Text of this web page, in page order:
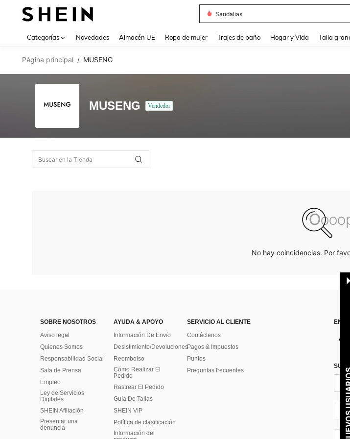
Sandalias
Categorías Novedades Almacén UE Ropa de mujer Trajes de baño Hogar y Vida Talla
Página principal / MUSENG
MUSENG Vendedor
No hay coincidencias. Por
SOBRE NOSOTROS
Aviso legal
Quienes Somos
Responsabilidad Social
Sala de Prensa
Empleo
Ley de Servicios
Digitales
SHEIN Afiliación
Presentar una
denuncia
AYUDA & APOYO
Información De Envío
Desistimiento/Devoluciones
Reembolso
Cómo Realizar El
Pedido
Rastrear El Pedido
Guía De Tallas
SHEIN VIP
Política de clasificación
​Información del
SERVICIO AL CLIENTE
Contáctenos
Pagos & Impuestos
Puntos
Preguntas frecuentes
ES
PARA